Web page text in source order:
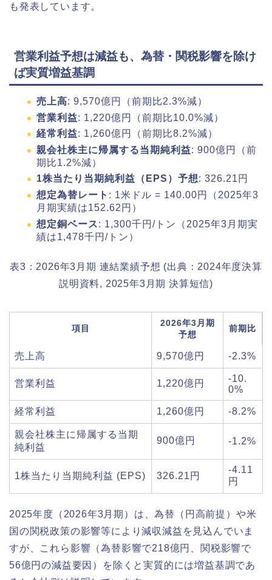
も発表しています。
営業利益予想は減益も、為替・関税影響を除け
ば実質増益基調
売上高: 9,570億円（前期比2.3%減）
営業利益: 1,220億円（前期比10.0%減）
経常利益: 1,260億円（前期比8.2%減）
親会社株主に帰属する当期純利益: 900億円（前
期比1.2%減）
1株当たり当期純利益（EPS）予想: 326.21円
想定為替レート : 1米ドル = 140.00円（2025年3
月期実績は152.62円）
想定銅ベース: 1,300千円/トン（2025年3月期実
績は1,478千円/トン）
表3：2026年3月期 連結業績予想 (出典：2024年度決算
説明資料, 2025年3月期 決算短信)
項目
2026年3月期
予想
前期比
売上高 9,570億円 -2.3%
営業利益 1,220億円
-10.
0%
経常利益 1,260億円 -8.2%
親会社株主に帰属する当期
純利益
900億円 -1.2%
1株当たり当期純利益 (EPS) 326.21円
-4.11
円
2025年度（2026年3月期）は、為替（円高前提）や米
国の関税政策の影響等により減収減益を見込んでいま
すが、これら影響（為替影響で218億円、関税影響で
56億円の減益要因）を除くと実質的には増益基調であ